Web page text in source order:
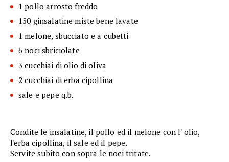
1 pollo arrosto freddo
150 ginsalatine miste bene lavate
1 melone, sbucciato e a cubetti
6 noci sbriciolate
3 cucchiai di olio di oliva
2 cucchiai di erba cipollina
sale e pepe q.b.
Condite le insalatine, il pollo ed il melone con l' olio,
l'erba cipollina, il sale ed il pepe.
Servite subito con sopra le noci tritate.